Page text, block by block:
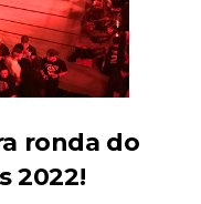
Lesnar:
ronda do
2022!